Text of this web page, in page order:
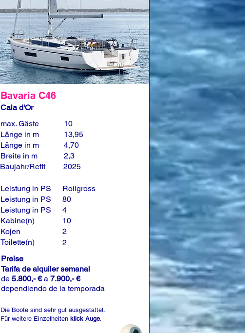
Bavaria C46
Cala d'Or
max. Gäste
Länge in m
Länge in m
Breite in m
Baujahr/Refit
Leistung in PS
Leistung in PS
Leistung in PS
Kabine(n)
Kojen
Toilette(n)
10
13,95
4,70
2,3
2025
Rollgross
80
4
10
2
2
Preise
Tarifa de alquiler semanal
de 5.800,- €a 7.900,- €
dependiendo de la temporada
Die Boote sind sehr gut ausgestattet.
Für weitere Einzelheiten klick Auge.